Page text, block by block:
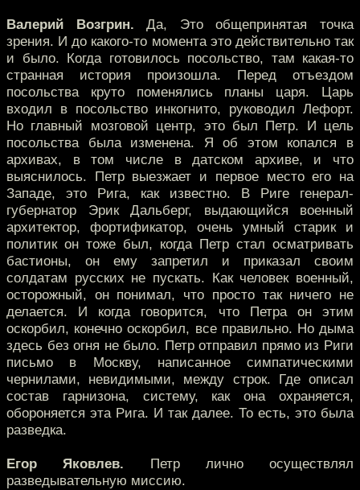
Валерий Возгрин. Да, Это общепринятая точка
зрения. И до какого-то момента это действительно так
и было. Когда готовилось посольство, там какая-то
странная история произошла. Перед отъездом
посольства круто поменялись планы царя. Царь
входил в посольство инкогнито, руководил Лефорт.
Но главный мозговой центр, это был Петр. И цель
посольства была изменена. Я об этом копался в
архивах, в том числе в датском архиве, и что
выяснилось. Петр выезжает и первое место его на
Западе, это Рига, как известно. В Риге генерал-
губернатор Эрик Дальберг, выдающийся военный
архитектор, фортификатор, очень умный старик и
политик он тоже был, когда Петр стал осматривать
бастионы, он ему запретил и приказал своим
солдатам русских не пускать. Как человек военный,
осторожный, он понимал, что просто так ничего не
делается. И когда говорится, что Петра он этим
оскорбил, конечно оскорбил, все правильно. Но дыма
здесь без огня не было. Петр отправил прямо из Риги
письмо в Москву, написанное симпатическими
чернилами, невидимыми, между строк. Где описал
состав гарнизона, систему, как она охраняется,
обороняется эта Рига. И так далее. То есть, это была
разведка.
Егор Яковлев. Петр лично осуществлял
разведывательную миссию.